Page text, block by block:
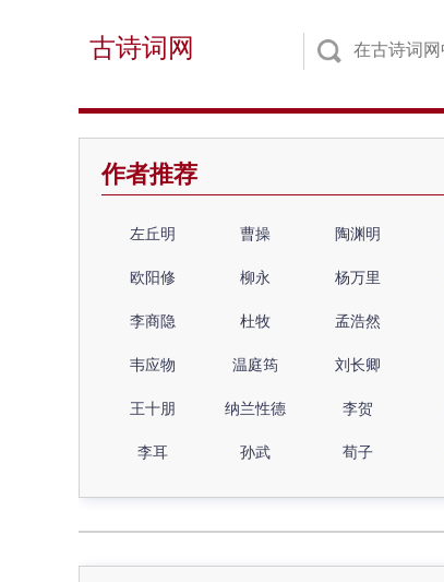
古诗词网
作者推荐
左丘明 曹操 陶渊明
欧阳修 柳永 杨万里
李商隐 杜牧 孟浩然
韦应物 温庭筠 刘长卿
王十朋 纳兰性德 李贺
李耳 孙武 荀子